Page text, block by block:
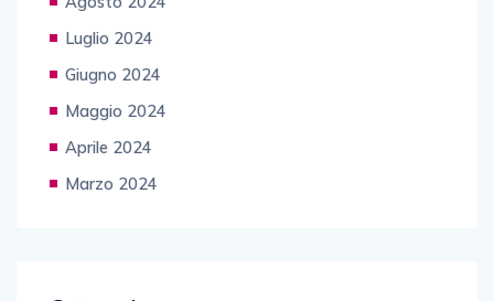
Luglio 2024
Giugno 2024
Maggio 2024
Aprile 2024
Marzo 2024